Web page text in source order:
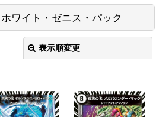
ワイト・ゼニス・パック
表示順変更